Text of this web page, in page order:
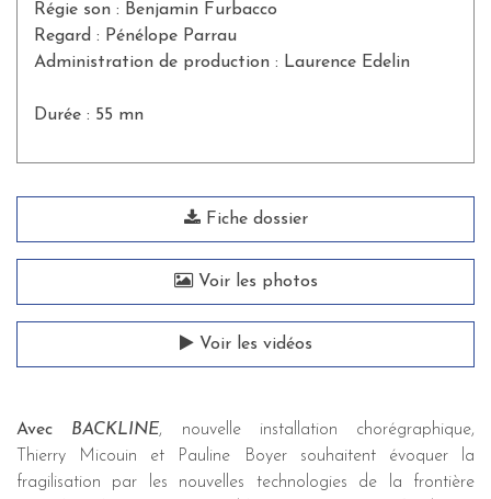
Régie son : Benjamin Furbacco
Regard : Pénélope Parrau
Administration de production : Laurence Edelin
Durée : 55 mn
Fiche dossier
Voir les photos
Voir les vidéos
Avec BACKLINE, nouvelle installation chorégraphique,
Thierry Micouin et Pauline Boyer souhaitent évoquer la
fragilisation par les nouvelles technologies de la frontière